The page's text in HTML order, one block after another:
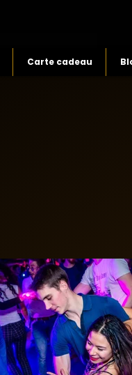
Carte cadeau